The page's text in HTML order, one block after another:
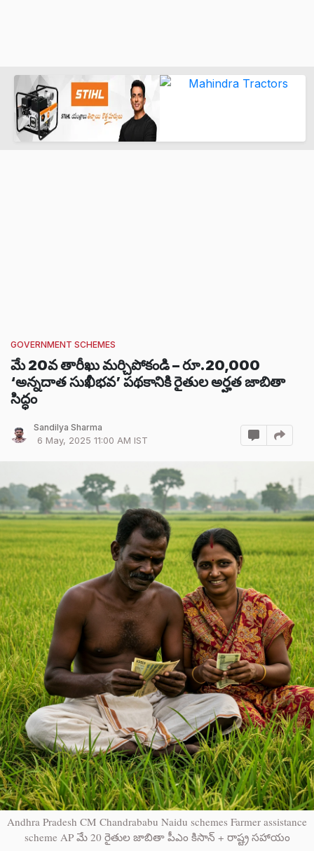
GOVERNMENT SCHEMES
మే 20వ తారీఖు మర్చిపోకండి – రూ.20,000
‘అన్నదాత సుఖీభవ’ పథకానికి రైతుల అర్హత జాబితా
సిద్ధం
Sandilya Sharma
6 May, 2025 11:00 AM IST
Andhra Pradesh CM Chandrababu Naidu schemes Farmer assistance
scheme AP మే 20 రైతుల జాబితా పీఎం కిసాన్ + రాష్ట్ర సహాయం